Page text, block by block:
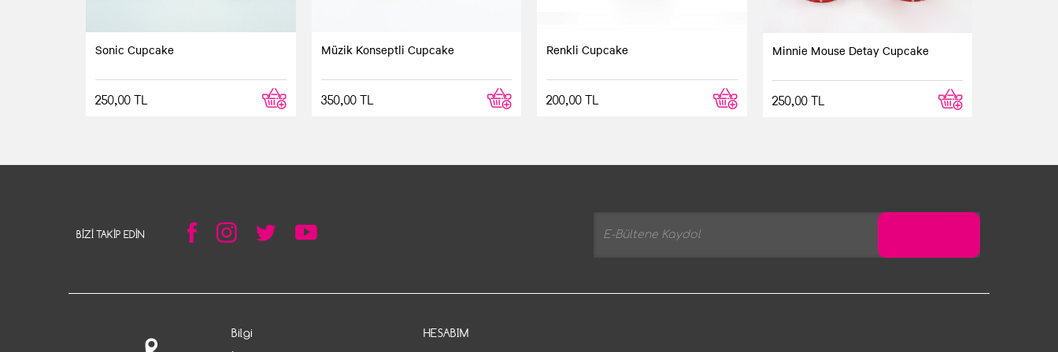
Sonic Cupcake
250,00 TL
Müzik Konseptli Cupcake
350,00 TL
Renkli Cupcake
200,00 TL
Minnie Mouse Detay Cupcake
250,00 TL
BIZI TAKIP EDIN
Bilgi HESABIM